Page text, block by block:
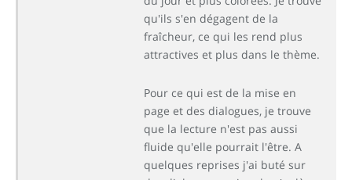
qu'ils s'en dégagent de la
fraîcheur, ce qui les rend plus
attractives et plus dans le thème.
Pour ce qui est de la mise en
page et des dialogues, je trouve
que la lecture n'est pas aussi
fluide qu'elle pourrait l'être. A
quelques reprises j'ai buté sur